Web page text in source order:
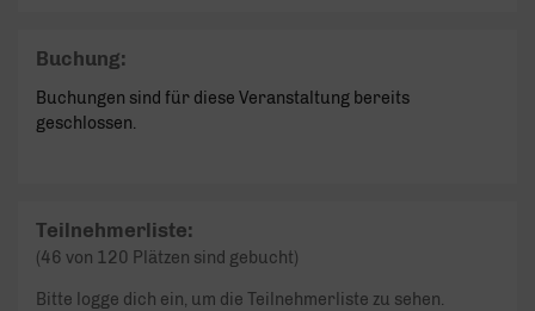
Buchung:
Buchungen sind für diese Veranstaltung bereits
geschlossen.
Teilnehmerliste:
(46 von 120 Plätzen sind gebucht)
Bitte logge dich ein, um die Teilnehmerliste zu sehen.